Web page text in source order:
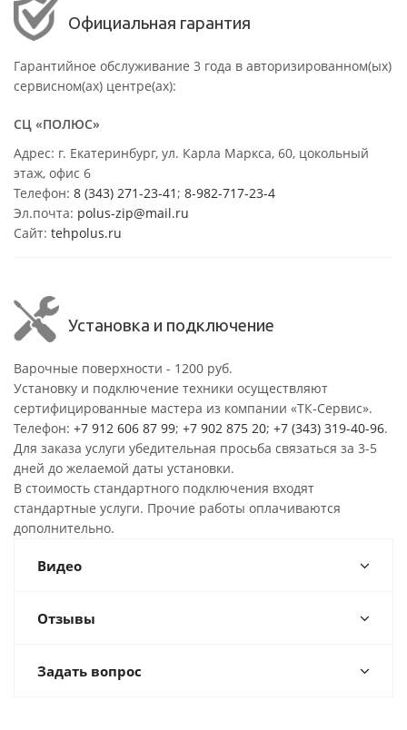
Официальная гарантия
Гарантийное обслуживание 3 года в авторизированном(ых)
сервисном(ах) центре(ах):
СЦ «ПОЛЮС»
Адрес: г. Екатеринбург, ул. Карла Маркса, 60, цокольный
этаж, офис 6
Телефон: 8 (343) 271-23-41 ; 8-982-717-23-4
Эл.почта: polus-zip@mail.ru
Сайт: tehpolus.ru
Установка и подключение
Варочные поверхности - 1200 руб.
Установку и подключение техники осуществляют
сертифицированные мастера из компании «ТК-Сервис».
Телефон: +7 912 606 87 99; +7 902 875 20; +7 (343) 319-40-96.
Для заказа услуги убедительная просьба связаться за 3-5
дней до желаемой даты установки.
В стоимость стандартного подключения входят
стандартные услуги. Прочие работы оплачиваются
дополнительно.
Видео
Отзывы
Задать вопрос